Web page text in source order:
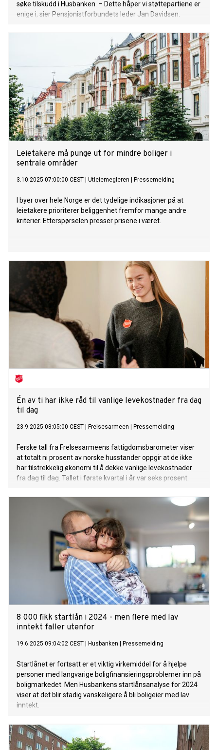
søke tilskudd i Husbanken. – Dette håper vi støttepartiene er
enige i, sier Pensjonistforbundets leder Jan Davidsen.
Leietakere må punge ut for mindre boliger i
sentrale områder
3.10.2025 07:00:00 CEST Utleiemegleren Pressemelding
I byer over hele Norge er det tydelige indikasjoner på at
leietakere prioriterer beliggenhet fremfor mange andre
kriterier. Etterspørselen presser prisene i været.
Én av ti har ikke råd til vanlige levekostnader fra dag
til dag
23.9.2025 08:05:00 CEST Frelsesarmeen Pressemelding
Ferske tall fra Frelsesarmeens fattigdomsbarometer viser
at totalt ni prosent av norske husstander oppgir at de ikke
har tilstrekkelig økonomi til å dekke vanlige levekostnader
fra dag til dag. Tallet i første kvartal i år var seks prosent.
8 000 fikk startlån i 2024 - men flere med lav
inntekt faller utenfor
19.6.2025 09:04:02 CEST Husbanken Pressemelding
Startlånet er fortsatt er et viktig virkemiddel for å hjelpe
personer med langvarige boligfinansieringsproblemer inn på
boligmarkedet. Men Husbankens startlånsanalyse for 2024
viser at det blir stadig vanskeligere å bli boligeier med lav
inntekt.